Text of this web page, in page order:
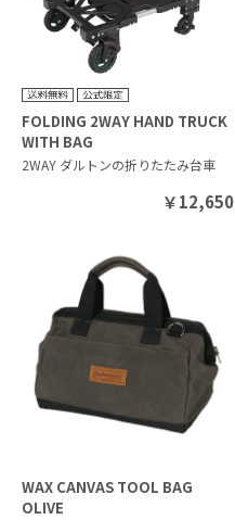
FOLDING 2WAY HAND TRUCK
WITH BAG
2WAY ダルトンの折りたたみ台車
￥12,650
WAX CANVAS TOOL BAG
OLIVE